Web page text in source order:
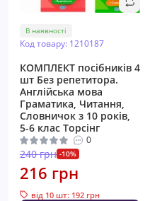
В наявності
Код товару: 1210187
КОМПЛЕКТ посібників 4
шт Без репетитора.
Англійська мова
Граматика, Читання,
Словничок з 10 років,
5-6 клас Торсінг
0
240 грн -10%
216 грн
від 10 шт: 192 грн